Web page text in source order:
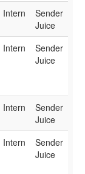
Intern
Sender
Juice
Intern
Sender
Juice
Intern
Sender
Juice
Intern
Sender
Juice